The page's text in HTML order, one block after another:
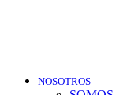
NOSOTROS